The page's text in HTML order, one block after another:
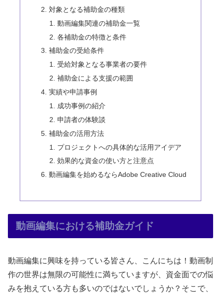
対象となる補助金の種類
動画編集関連の補助金一覧
各補助金の特徴と条件
補助金の受給条件
受給対象となる事業者の要件
補助金による支援の範囲
実績や申請事例
成功事例の紹介
申請者の体験談
補助金の活用方法
プロジェクトへの具体的な活用アイデア
効果的な資金の使い方と注意点
動画編集を始めるならAdobe Creative Cloud
動画編集における補助金ガイド
動画編集に興味を持っている皆さん、こんにちは！動画制
作の世界は無限の可能性に満ちていますが、資金面での悩
みを抱えている方も多いのではないでしょうか？そこで、